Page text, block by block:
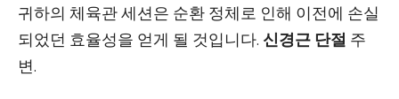
귀하의 체육관 세션은 순환 정체로 인해 이전에 손실
되었던 효율성을 얻게 될 것입니다. 신경근 단절 주
변.